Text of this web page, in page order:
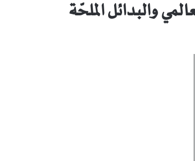
والبدائل الملحّة